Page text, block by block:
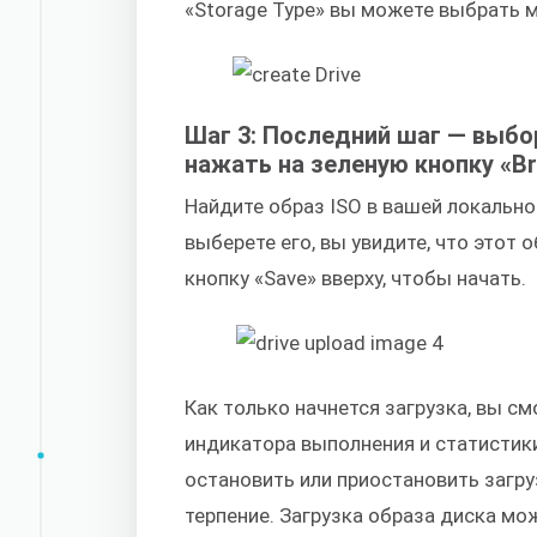
«Storage Type» вы можете выбрать
Шаг 3: Последний шаг —
нажать на зеленую кнопку
Найдите образ ISO в вашей
выберете его, вы увидите, что этот
кнопку «Save» вверху, чтобы начать.
Как только начнется загрузка, вы
индикатора выполнения и
остановить или приостановить
терпение. Загрузка образа диска